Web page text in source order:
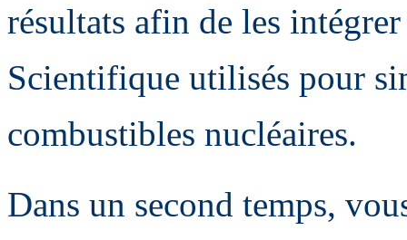
résultats afin de les
Scientifique utilisés pour
combustibles nucléaires.
Dans un second temps,